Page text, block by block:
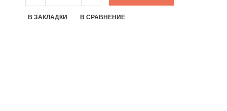
В ЗАКЛАДКИ В СРАВНЕНИЕ